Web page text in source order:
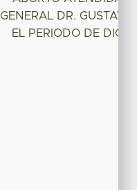
GENERAL DR.
EL PERIODO DE